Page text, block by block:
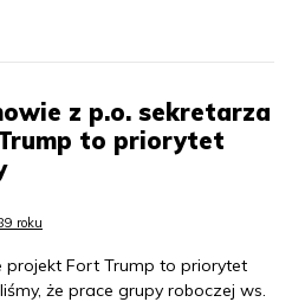
z p.o. sekretarza
to priorytet
roku
projekt Fort Trump to priorytet
że prace grupy roboczej ws.